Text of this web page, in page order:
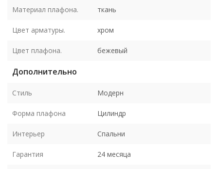
Материал плафона. ткань
Цвет арматуры. хром
Цвет плафона. бежевый
Дополнительно
Стиль Модерн
Форма плафона Цилиндр
Интерьер Спальни
Гарантия 24 месяца